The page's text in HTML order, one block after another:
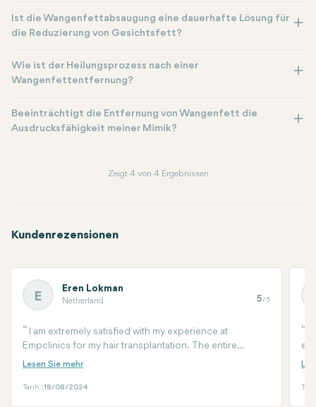
Ist die Wangenfettabsaugung eine dauerhafte Lösung für
die Reduzierung von Gesichtsfett?
Wie ist der Heilungsprozess nach einer
Wangenfettentfernung?
Beeinträchtigt die Entfernung von Wangenfett die
Ausdrucksfähigkeit meiner Mimik?
Zeigt 4 von 4 Ergebnissen
Kundenrezensionen
E
Eren Lokman
Netherland 5/5
I am extremely satisfied with my experience at
Empclinics for my hair transplantation. The entire
process was professional, and the team made sure I felt
The results have exceeded my expectations, and I
Tarih :18/08/2024
for